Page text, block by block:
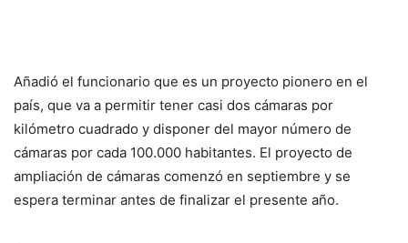
Añadió el funcionario que es un proyecto pionero en el
país, que va a permitir tener casi dos cámaras por
kilómetro cuadrado y disponer del mayor número de
cámaras por cada 100.000 habitantes. El proyecto de
ampliación de cámaras comenzó en septiembre y se
espera terminar antes de finalizar el presente año.